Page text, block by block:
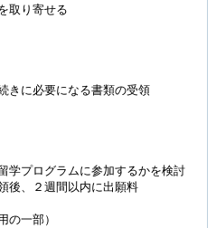
取り寄せる
きに必要になる書類の受領
学プログラムに参加するかを検討
後、２週間以内に出願料
一部）